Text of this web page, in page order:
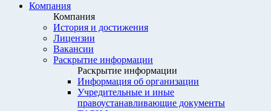
Компания
Компания
История и достижения
Лицензии
Вакансии
Раскрытие информации
Раскрытие информации
Информация об организации
Учредительные и иные
правоустанавливающие документы